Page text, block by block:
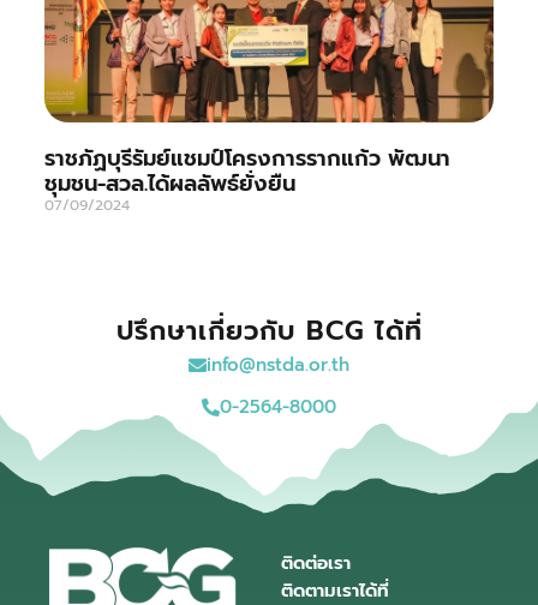
ราชภัฏบุรีรัมย์แชมป์โครงการรากแก้ว พัฒนา
ชุมชน-สวล.ได้ผลลัพธ์ยั่งยืน
07/09/2024
ปรึกษาเกี่ยวกับ BCG ได้ที่
info@nstda.or.th
0-2564-8000
ติดต่อเรา
ติดตามเราได้ที่